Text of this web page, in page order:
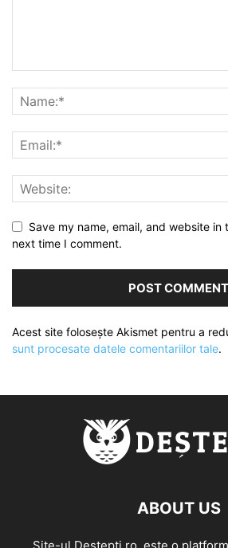
Save my name, email, and website in
next time I comment.
Acest site folosește Akismet pentru a
sunt procesate datele comentariilor tale.
ABOUT US